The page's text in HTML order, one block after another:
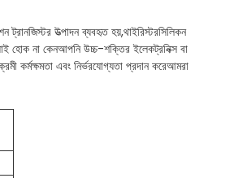
উত্পাদন ব্যবহৃত হয়,থাইরিস্টরসিলিকন
হোক না কেনআপনি উচ্চ-শক্তির ইলেকট্রনিক্স বা
কর্মক্ষমতা এবং নির্ভরযোগ্যতা প্রদান করেআমরা